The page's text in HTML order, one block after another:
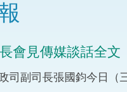
技與澳門特區的安排
“一帶一路”建設
會見傳媒談話全文
副司長張國鈞今日（